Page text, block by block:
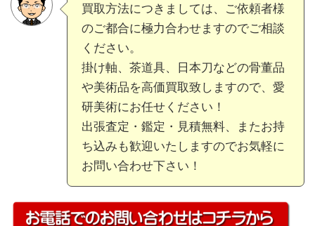
買取方法につきましては、ご依頼者様
のご都合に極力合わせますのでご相談
ください。
掛け軸、茶道具、日本刀などの骨董品
や美術品を高価買取致しますので、愛
研美術にお任せください！
出張査定・鑑定・見積無料、またお持
ち込みも歓迎いたしますのでお気軽に
お問い合わせ下さい！